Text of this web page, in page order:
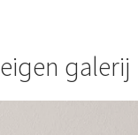
galerij